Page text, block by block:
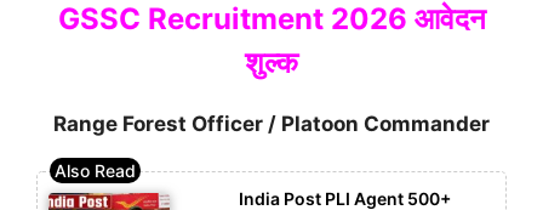
GSSC Recruitment 2026 आवेदन
शुल्क
Range Forest Officer / Platoon Commander
India Post PLI Agent 500+